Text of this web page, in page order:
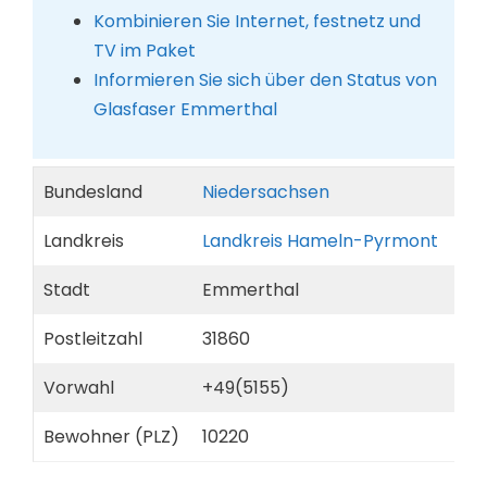
Kombinieren Sie Internet, festnetz und
TV im Paket
Informieren Sie sich über den Status von
Glasfaser Emmerthal
Bundesland
Niedersachsen
Landkreis
Landkreis Hameln-Pyrmont
Stadt
Emmerthal
Postleitzahl
31860
Vorwahl
+49(5155)
Bewohner (PLZ)
10220